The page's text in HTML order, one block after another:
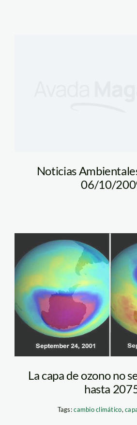
Noticias
06/10/
La capa de ozono no
hasta
Tags:cambio climático,